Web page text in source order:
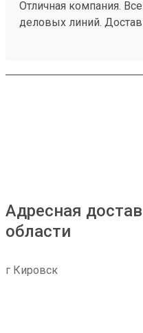
Отличная компания.
деловых линий.
Адресная
области
г Кировск